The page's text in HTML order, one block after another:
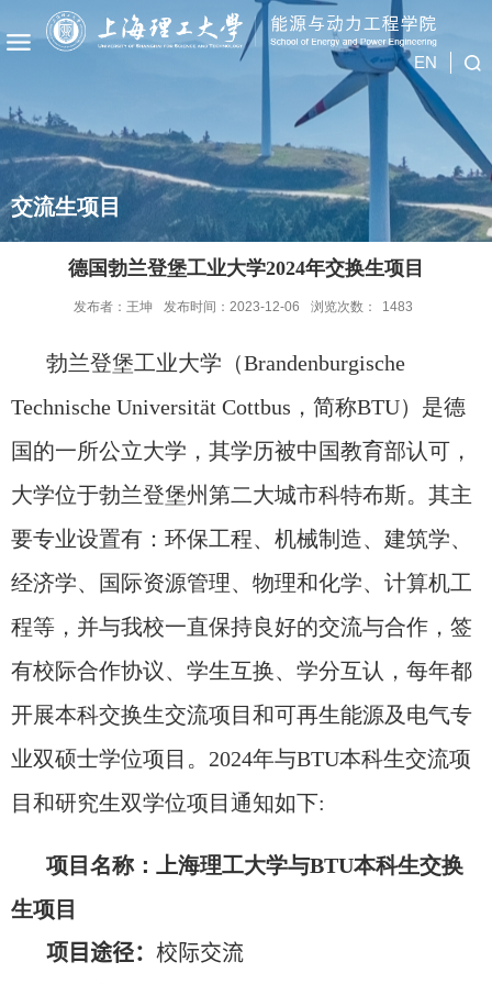
EN
交流生项目
德国勃兰登堡工业大学2024年交换生项目
发布者：王坤 发布时间：2023-12-06 浏览次数： 1483
勃兰登堡工业大学（Brandenburgische
Technische Universität Cottbus ，简称BTU）是德
国的一所公立大学，其学历被中国教育部认可，
大学位于勃兰登堡州第二大城市科特布斯。其主
要专业设置有：环保工程、机械制造、建筑学、
经济学、国际资源管理、物理和化学、计算机工
程等，并与我校一直保持良好的交流与合作，签
有校际合作协议、学生互换、学分互认，每年都
开展本科交换生交流项目和可再生能源及电气专
业双硕士学位项目。 2024年与BTU本科生交流项
目和研究生双学位项目通知如下:
项目名称：上海理工大学与BTU本科生交换
生项目
项目途径： 校际交流